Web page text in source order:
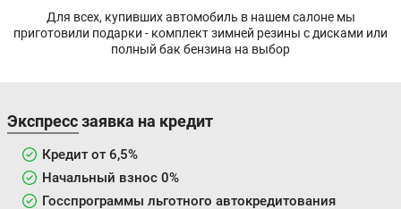
Для всех, купивших автомобиль в нашем салоне мы
приготовили подарки - комплект зимней резины с дисками или
полный бак бензина на выбор
Экспресс заявка на кредит
Кредит от 6,5%
Начальный взнос 0%
Госспрограммы льготного автокредитования